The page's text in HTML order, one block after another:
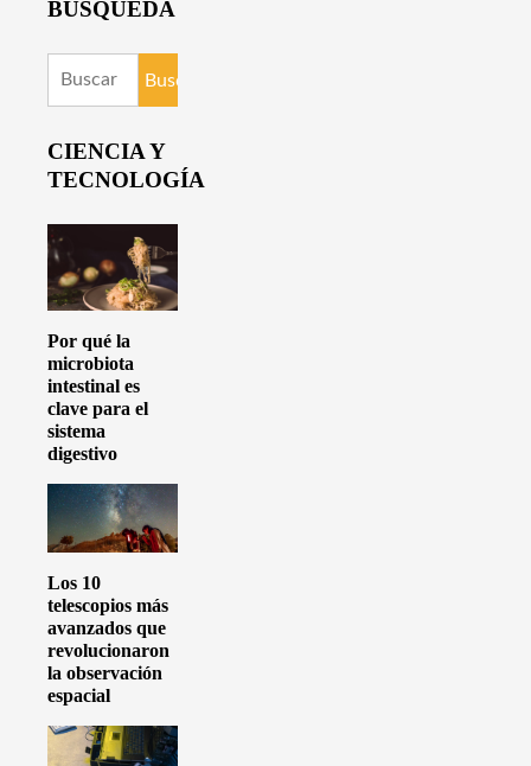
BUSQUEDA
Buscar:
CIENCIA Y
TECNOLOGÍA
Por qué la
microbiota
intestinal es
clave para el
sistema
digestivo
Los 10
telescopios más
avanzados que
revolucionaron
la observación
espacial